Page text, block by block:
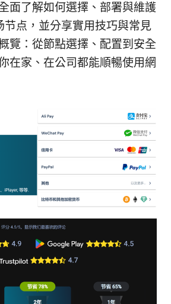
面了解如何選擇、部署與維護
节点，並分享實用技巧與常見
覽：從節點選擇、配置到安全
在家、在公司都能順暢使用網